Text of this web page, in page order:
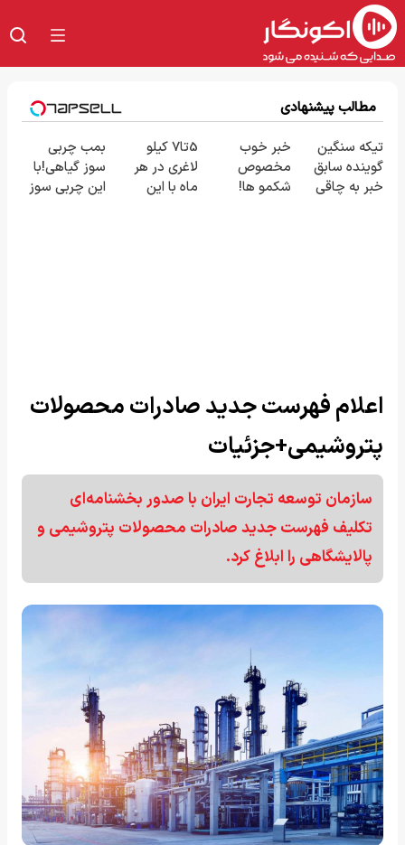
مطالب پیشنهادی
تیکه سنگین
گوینده سابق
خبر به چاقی
خبر خوب
مخصوص
شکمو ها!
5تا7 کیلو
لاغری در هر
ماه با این
بمب چربی
سوز گیاهی!با
این چربی سوز
اعلام فهرست جدید صادرات محصولات
پتروشیمی+جزئیات
سازمان توسعه تجارت ایران با صدور بخشنامه‌ای
تکلیف فهرست جدید صادرات محصولات پتروشیمی و
پالایشگاهی را ابلاغ کرد.